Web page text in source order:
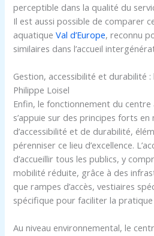
perceptible dans la qualité du
Il est aussi possible de comparer
aquatiqueVal d’Europe, reconnu
similaires dans l’accueil
Gestion, accessibilité et durabilité
Philippe Loisel
Enfin, le fonctionnement du centre
s’appuie sur des principes forts
d’accessibilité et de durabilité,
pérenniser ce lieu d’excellence.
d’accueillir tous les publics, y
mobilité réduite, grâce à des
que rampes d’accès, vestiaires
spécifique pour faciliter la
Au niveau environnemental, le